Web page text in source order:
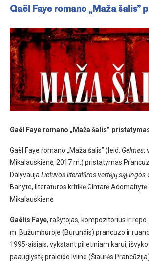
Gaël Faye romano „Maža šalis”
Gaël Faye romano „Maža šalis”
Gaël Faye romano „Maža šalis” (leid. Gelmės,
Mikalauskienė, 2017 m.) pristatymas
Dalyvauja Lietuvos literatūros vertėjų sąjungos
Banyte, literatūros kritikė Gintarė Adomaitytė
Mikalauskienė.
Gaëlis Faye, rašytojas, kompozitorius ir repo
m. Bužumbūroje (Burundis) prancūzo ir
1995-aisiais, vykstant pilietiniam karui,
paauglystę praleido Ivline (Šiaurės